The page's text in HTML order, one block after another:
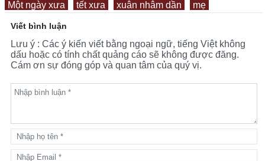
Một ngày xưa tết xưa xuân nhâm dần mẹ
Viết bình luận
Lưu ý : Các ý kiến viết bằng ngoại ngữ, tiếng Việt không
dấu hoặc có tính chất quảng cáo sẽ không được đăng.
Cám ơn sự đóng góp và quan tâm của quý vị.